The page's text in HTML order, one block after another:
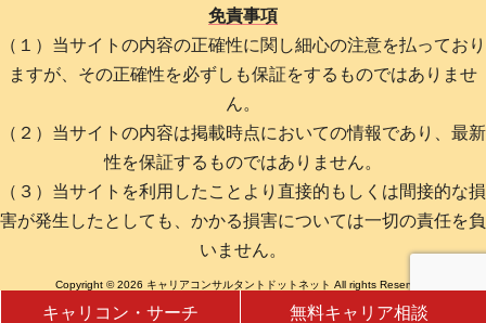
キャリコン・サーチ 無料キャリア相談
免責事項
（１）当サイトの内容の正確性に関し細心の注意を払っており
ますが、その正確性を必ずしも保証をするものではありませ
ん。
（２）当サイトの内容は掲載時点においての情報であり、最新
性を保証するものではありません。
（３）当サイトを利用したことより直接的もしくは間接的な損
害が発生したとしても、かかる損害については一切の責任を負
いません。
Copyright © 2026 キャリアコンサルタントドットネット All rights Reserved.